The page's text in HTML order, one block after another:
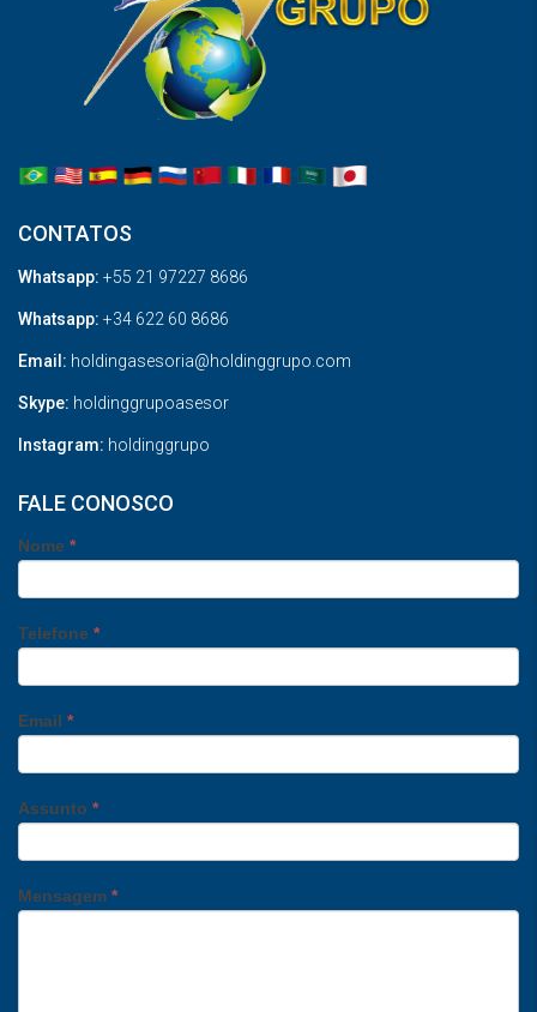
CONTATOS
Whatsapp: +55 21 97227 8686
Whatsapp: +34 622 60 8686
Email: holdingasesoria@holdinggrupo.com
Skype: holdinggrupoasesor
Instagram: holdinggrupo
FALE CONOSCO
Nome *
Telefone *
Email *
Assunto *
Mensagem *